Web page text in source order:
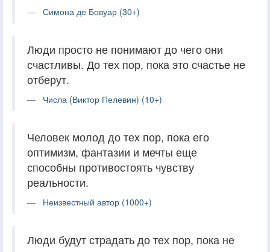
Симона де Бовуар (30+)
Люди просто не понимают до чего они
счастливы. До тех пор, пока это счастье не
отберут.
Числа (Виктор Пелевин) (10+)
Человек молод до тех пор, пока его
оптимизм, фантазии и мечты еще
способны противостоять чувству
реальности.
Неизвестный автор (1000+)
Люди будут страдать до тех пор, пока не